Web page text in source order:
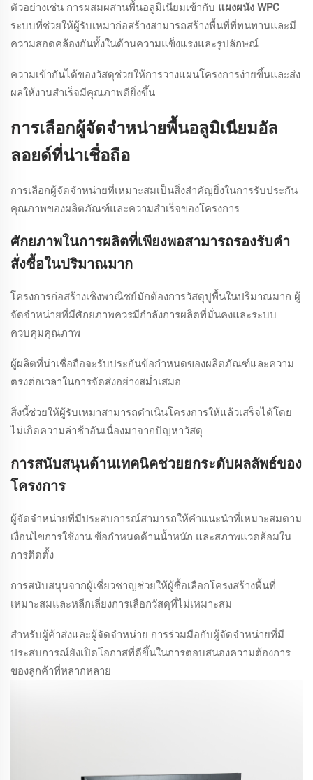
ตัวอย่างเช่น การผสมผสานพื้นอลูมิเนียมเข้ากับ แผงผนัง WPC
ระบบที่ช่วยให้ผู้รับเหมาก่อสร้างสามารถสร้างพื้นที่ที่ทนทานและมี
ความสอดคล้องกันทั้งในด้านความแข็งแรงและรูปลักษณ์
ความเข้ากันได้ของวัสดุช่วยให้การวางแผนโครงการง่ายขึ้นและส่ง
ผลให้งานสำเร็จมีคุณภาพดียิ่งขึ้น
การเลือกผู้จัดจำหน่ายพื้นอลูมิเนียมอัล
ลอยด์ที่น่าเชื่อถือ
การเลือกผู้จัดจำหน่ายที่เหมาะสมเป็นสิ่งสำคัญยิ่งในการรับประกัน
คุณภาพของผลิตภัณฑ์และความสำเร็จของโครงการ
ศักยภาพในการผลิตที่เพียงพอสามารถรองรับคำ
สั่งซื้อในปริมาณมาก
โครงการก่อสร้างเชิงพาณิชย์มักต้องการวัสดุปูพื้นในปริมาณมาก ผู้
จัดจำหน่ายที่มีศักยภาพควรมีกำลังการผลิตที่มั่นคงและระบบ
ควบคุมคุณภาพ
ผู้ผลิตที่น่าเชื่อถือจะรับประกันข้อกำหนดของผลิตภัณฑ์และความ
ตรงต่อเวลาในการจัดส่งอย่างสม่ำเสมอ
สิ่งนี้ช่วยให้ผู้รับเหมาสามารถดำเนินโครงการให้แล้วเสร็จได้โดย
ไม่เกิดความล่าช้าอันเนื่องมาจากปัญหาวัสดุ
การสนับสนุนด้านเทคนิคช่วยยกระดับผลลัพธ์ของ
โครงการ
ผู้จัดจำหน่ายที่มีประสบการณ์สามารถให้คำแนะนำที่เหมาะสมตาม
เงื่อนไขการใช้งาน ข้อกำหนดด้านน้ำหนัก และสภาพแวดล้อมใน
การติดตั้ง
การสนับสนุนจากผู้เชี่ยวชาญช่วยให้ผู้ซื้อเลือกโครงสร้างพื้นที่
เหมาะสมและหลีกเลี่ยงการเลือกวัสดุที่ไม่เหมาะสม
สำหรับผู้ค้าส่งและผู้จัดจำหน่าย การร่วมมือกับผู้จัดจำหน่ายที่มี
ประสบการณ์ยังเปิดโอกาสที่ดีขึ้นในการตอบสนองความต้องการ
ของลูกค้าที่หลากหลาย